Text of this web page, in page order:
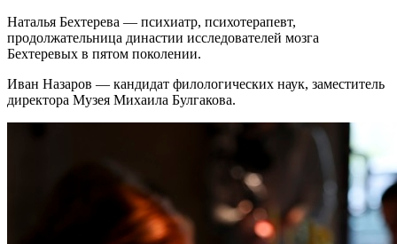
Наталья Бехтерева — психиатр, психотерапевт,
продолжательница династии исследователей мозга
Бехтеревых в пятом поколении.
Иван Назаров — кандидат филологических наук, заместитель
директора Музея Михаила Булгакова.